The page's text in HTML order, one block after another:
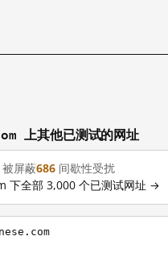
上其他已测试的网址
被屏蔽686 间歇性受扰
下全部 3,000 个已测试网址 →